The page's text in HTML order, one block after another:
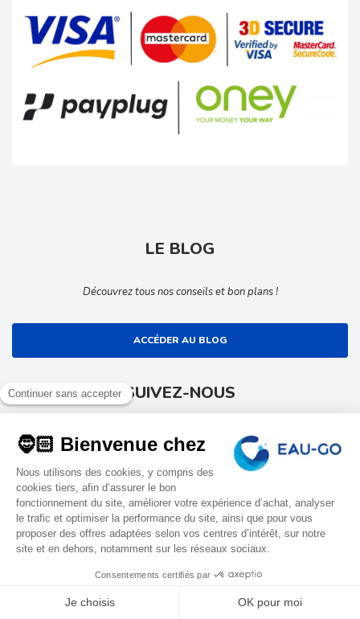
LE BLOG
Découvrez tous nos conseils et bon plans !
ACCÉDER AU BLOG
SUIVEZ-NOUS
Suivez toute l’actualité EAU-GO